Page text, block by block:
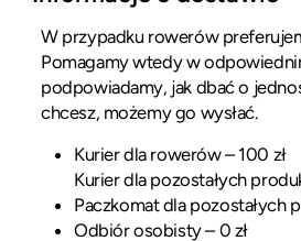
W przypadku rowerów
Pomagamy wtedy w
podpowiadamy, jak dbać o
chcesz, możemy go wysłać.
Kurier dla rowerów – 100 zł
Kurier dla pozostałych
Paczkomat dla pozostałych
Odbiór osobisty – 0 zł